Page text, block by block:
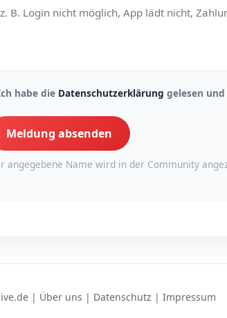
habe die Datenschutzerklärung gelesen
Meldung absenden
angegebene Name wird in der Community
| Über uns | Datenschutz | Impressum